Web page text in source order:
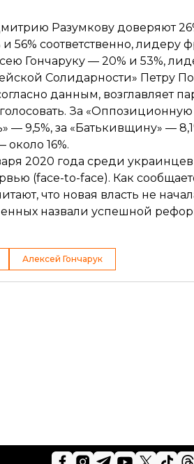
Разумкову доверяют
соответственно, лидеру
Гончаруку — 20% и 53%,
Солидарности» Петру
данным, возглавляет
За
— 9,5%, за «Батькивщину» —
около 16%.
2020 года среди украинцев
(face-to-face). Как
что новая власть не
назвали успешной
Алексей Гончарук